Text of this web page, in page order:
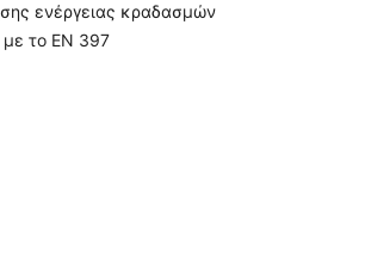
ενέργειας κραδασμών
το EN 397